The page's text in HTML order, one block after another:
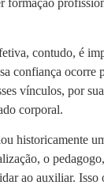
formação
contudo, é
confiança ocorre
vínculos, por
corporal.
historicamente
o
ao auxiliar. Isso